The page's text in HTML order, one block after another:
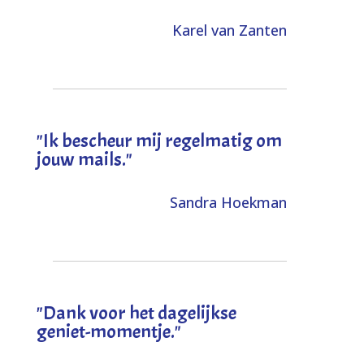
Karel van Zanten
"Ik bescheur mij regelmatig om
jouw mails."
Sandra Hoekman
"Dank voor het dagelijkse
geniet-momentje."